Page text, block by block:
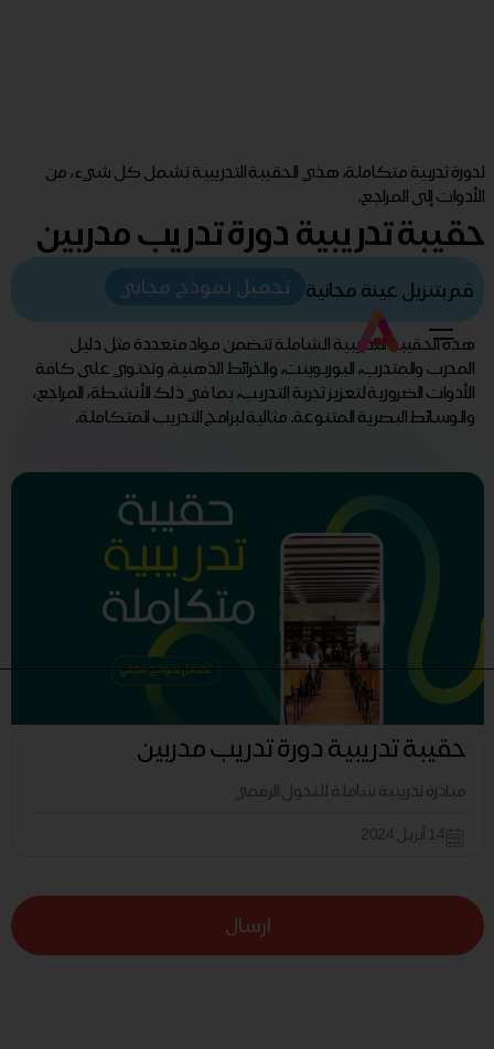
لدورة تدربية متكاملة، هذي الحقيبة التدريبية تشمل كل شيء، من
الأدوات إلى المراجع.
حقيبة تدريبية دورة تدريب مدربين
قم بتنزيل عينة مجانية تحميل نموذج مجاني
هذه الحقيبة التدريبية الشاملة تتضمن مواد متعددة مثل دليل
المدرب والمتدرب، البوربوينت، والخرائط الذهنية، وتحتوي على كافة
الأدوات الضرورية لتعزيز تجربة التدريب، بما في ذلك الأنشطة، المراجع،
والوسائط البصرية المتنوعة. مثالية لبرامج التدريب المتكاملة.
حقيبة تدريبية دورة تدريب مدربين
مبادرة تدريبية شاملة للتحول الرقمي
14 أبريل 2024
ارسال